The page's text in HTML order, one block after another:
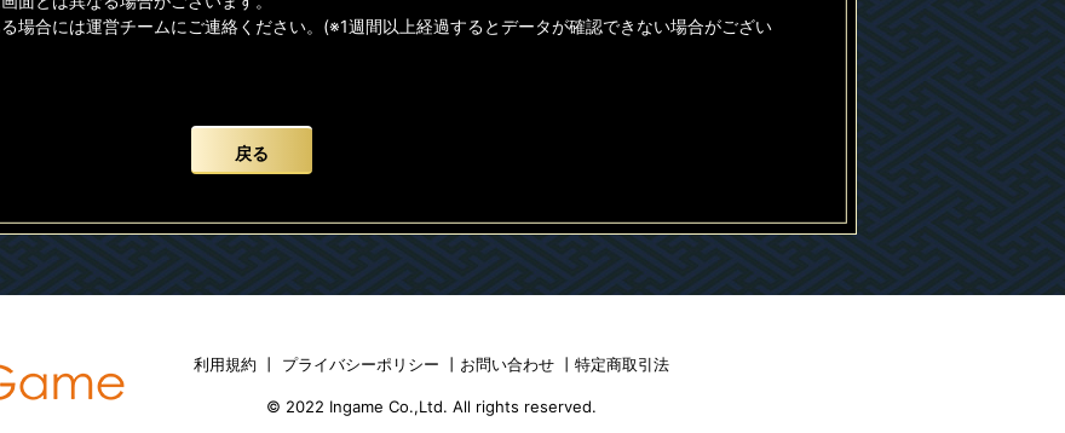
場合には運営チームにご連絡ください。(※1週間以上経過するとデータが確認できない場合がござい
戻る
利用規約 丨 プライバシーポリシー 丨 お問い合わせ 丨 特定商取引法
© 2022 Ingame Co.,Ltd. All rights reserved.